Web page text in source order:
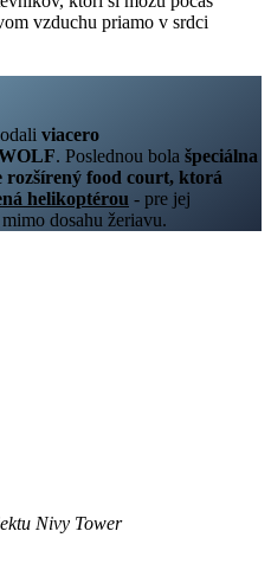
vzduchu priamo v srdci
viacero
. Poslednou bola špeciálna
rozšírený food court, ktorá
helikoptérou - pre jej
dosahu žeriavu.
Nivy Tower